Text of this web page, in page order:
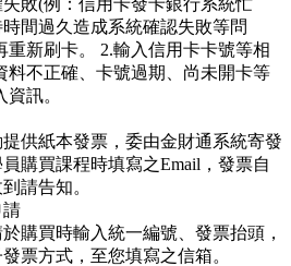
間過久造成系統確認失敗等問
重新刷卡。 2.輸入信用卡卡號等相
料不正確、卡號過期、尚未開卡等
訊。
供紙本發票，委由金財通系統寄發
購買課程時填寫之Email，發票自
請告知。
請
購買時輸入統一編號、發票抬頭，
票方式，至您填寫之信箱。